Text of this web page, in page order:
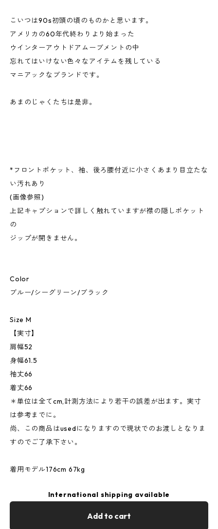
こいつは90s初頭の頃のものかと思います。
アメリカの60年代終わりより始まった
ウインターアウトドアムーブメントの中
忘れてはいけない色々なアイテムを残している
マニアックなブランドです。
あまのじゃくたちは是非。
*フロントポケット、袖、後ろ腰付近に小さくあまり目立たな
い汚れあり
(画像参照)
上記キャプションで詳しく触れていますが襟の隠しポケット
の
ジップが開きません。
Color
ブルー/シーグリーン/ブラック
Size M
【実寸】
肩幅52
身幅61.5
袖丈66
着丈66
＊単位は全てcm,計測方法により若干の誤差が出ます。実寸
は参考までに。
尚、この商品はusedになりますので現状でのお渡しとなりま
すのでご了承下さい。
着用モデル176cm 67kg
International shipping available
Add to cart